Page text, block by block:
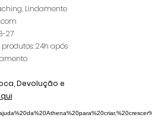
Lindamente
27
24h após
Devolução e